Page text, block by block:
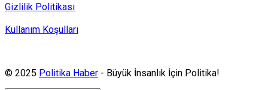
Gizlilik Politikası
Kullanım Koşulları
© 2025 Politika Haber - Büyük İnsanlık İçin Politika!